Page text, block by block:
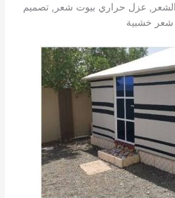
عزل حراري بيوت شعر, تصميم
شعر خشبية